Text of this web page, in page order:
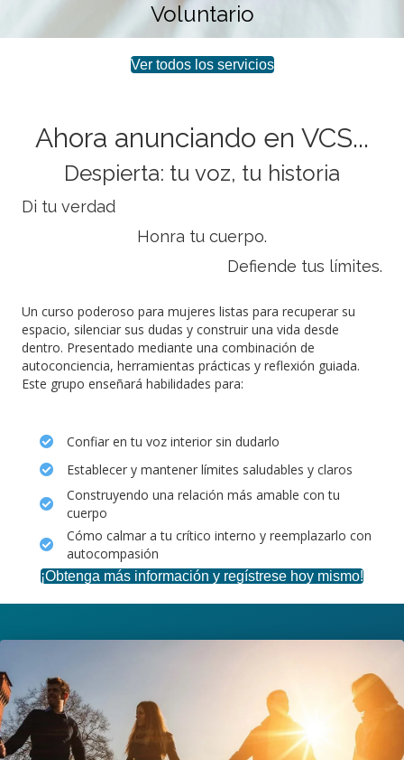
Voluntario
Ver todos los servicios
Ahora anunciando en VCS...
Despierta: tu voz, tu historia
Di tu verdad
Honra tu cuerpo.
Defiende tus límites.
Un curso poderoso para mujeres listas para recuperar su
espacio, silenciar sus dudas y construir una vida desde
dentro. Presentado mediante una combinación de
autoconciencia, herramientas prácticas y reflexión guiada.
Este grupo enseñará habilidades para:
Confiar en tu voz interior sin dudarlo
Establecer y mantener límites saludables y claros
Construyendo una relación más amable con tu
cuerpo
Cómo calmar a tu crítico interno y reemplazarlo con
autocompasión
¡Obtenga más información y regístrese hoy mismo!